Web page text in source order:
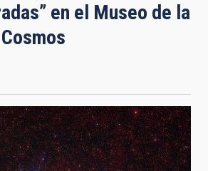
en el Museo de la